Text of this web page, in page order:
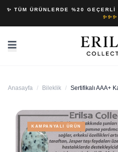
✨ TÜM ÜRÜNLERDE %20
✨✨✨
Anasayfa / Bileklik / Sertifikalı AAA+
KAMPANYALI ÜRÜN